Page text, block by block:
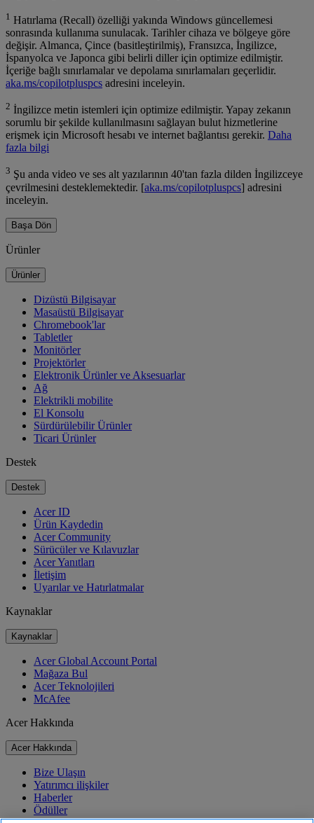
1 Hatırlama (Recall) özelliği yakında Windows güncellemesi
sonrasında kullanıma sunulacak. Tarihler cihaza ve bölgeye göre
değişir. Almanca, Çince (basitleştirilmiş), Fransızca, İngilizce,
İspanyolca ve Japonca gibi belirli diller için optimize edilmiştir.
İçeriğe bağlı sınırlamalar ve depolama sınırlamaları geçerlidir.
aka.ms/copilotpluspcs adresini inceleyin.
2 İngilizce metin istemleri için optimize edilmiştir. Yapay zekanın
sorumlu bir şekilde kullanılmasını sağlayan bulut hizmetlerine
erişmek için Microsoft hesabı ve internet bağlantısı gerekir. Daha
fazla bilgi
3 Şu anda video ve ses alt yazılarının 40'tan fazla dilden İngilizceye
çevrilmesini desteklemektedir. [aka.ms/copilotpluspcs] adresini
inceleyin.
Başa Dön
Ürünler
Ürünler
Dizüstü Bilgisayar
Masaüstü Bilgisayar
Chromebook'lar
Tabletler
Monitörler
Projektörler
Elektronik Ürünler ve Aksesuarlar
Ağ
Elektrikli mobilite
El Konsolu
Sürdürülebilir Ürünler
Ticari Ürünler
Destek
Destek
Acer ID
Ürün Kaydedin
Acer Community
Sürücüler ve Kılavuzlar
Acer Yanıtları
İletişim
Uyarılar ve Hatırlatmalar
Kaynaklar
Kaynaklar
Acer Global Account Portal
Mağaza Bul
Acer Teknolojileri
McAfee
Acer Hakkında
Acer Hakkında
Bize Ulaşın
Yatırımcı ilişkiler
Haberler
Ödüller